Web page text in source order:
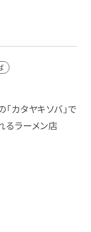
「カタヤキソバ」で
るラーメン店